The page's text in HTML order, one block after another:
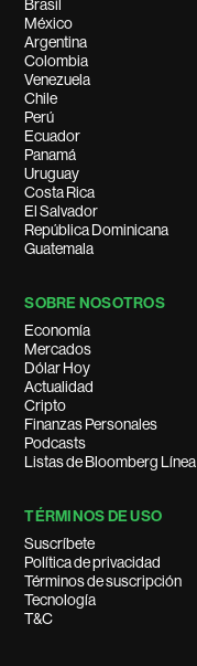
Brasil
México
Argentina
Colombia
Venezuela
Chile
Perú
Ecuador
Panamá
Uruguay
Costa Rica
El Salvador
República Dominicana
Guatemala
SOBRE NOSOTROS
Economía
Mercados
Dólar Hoy
Actualidad
Cripto
Finanzas Personales
Podcasts
Listas de Bloomberg Línea
TÉRMINOS DE USO
Suscríbete
Política de privacidad
Términos de suscripción
Tecnología
T&C